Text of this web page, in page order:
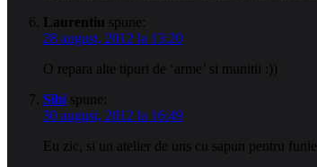
Laurentiu spune:
28 august, 2012 la 13:20
O repara alte tipuri de ‘arme’ si munitii :))
Sibi spune:
30 august, 2012 la 16:49
Eu zic, si un atelier de uns cu sapun pentru funie.